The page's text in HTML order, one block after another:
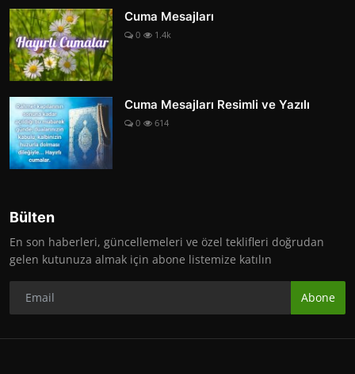
Cuma Mesajları
0 1.4k
Cuma Mesajları Resimli ve Yazılı
0 614
Bülten
En son haberleri, güncellemeleri ve özel teklifleri doğrudan
gelen kutunuza almak için abone listemize katılın
Abone